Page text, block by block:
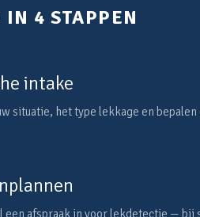
4 STAPPEN
intake
situatie, het type lekkage en bepalen
een afspraak in voor lekdetectie — bij